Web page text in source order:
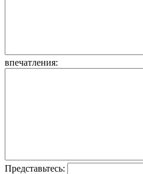
впечатления:
Представьтесь: